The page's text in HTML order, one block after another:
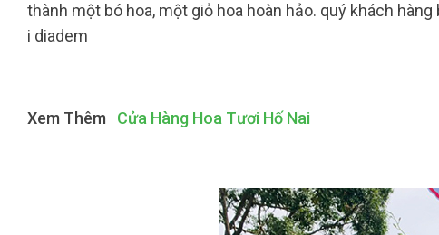
thành một bó hoa, một giỏ hoa hoàn hảo. quý khách
i diadem
Xem Thêm Cửa Hàng Hoa Tươi Hố Nai